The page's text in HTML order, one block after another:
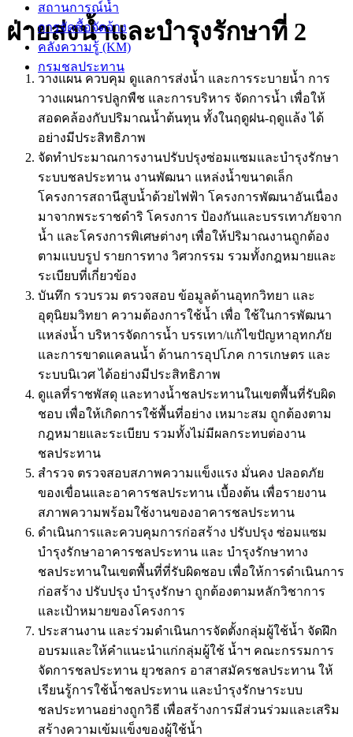
สถานการณ์น้ำ
การจัดซื้อจัดจ้าง
คลังความรู้ (KM)
กรมชลประทาน
ฝ่ายส่งน้ำและบำรุงรักษาที่ 2
วางแผน ควบคุม ดูแลการส่งน้ำ และการระบายน้ำ การ
วางแผนการปลูกพืช และการบริหาร จัดการน้ำ เพื่อให้
สอดคล้องกับปริมาณน้ำต้นทุน ทั้งในฤดูฝน-ฤดูแล้ง ได้
อย่างมีประสิทธิภาพ
จัดทำประมาณการงานปรับปรุงซ่อมแซมและบำรุงรักษา
ระบบชลประทาน งานพัฒนา แหล่งน้ำขนาดเล็ก
โครงการสถานีสูบน้ำด้วยไฟฟ้า โครงการพัฒนาอันเนื่อง
มาจากพระราชดำริ โครงการ ป้องกันและบรรเทาภัยจาก
น้ำ และโครงการพิเศษต่างๆ เพื่อให้ปริมาณงานถูกต้อง
ตามแบบรูป รายการทาง วิศวกรรม รวมทั้งกฎหมายและ
ระเบียบที่เกี่ยวข้อง
บันทึก รวบรวม ตรวจสอบ ข้อมูลด้านอุทกวิทยา และ
อุตุนิยมวิทยา ความต้องการใช้น้ำ เพื่อ ใช้ในการพัฒนา
แหล่งน้ำ บริหารจัดการน้ำ บรรเทา/แก้ไขปัญหาอุทกภัย
และการขาดแคลนน้ำ ด้านการอุปโภค การเกษตร และ
ระบบนิเวศ ได้อย่างมีประสิทธิภาพ
ดูแลที่ราชพัสดุ และทางน้ำชลประทานในเขตพื้นที่รับผิด
ชอบ เพื่อให้เกิดการใช้พื้นที่อย่าง เหมาะสม ถูกต้องตาม
กฎหมายและระเบียบ รวมทั้งไม่มีผลกระทบต่องาน
ชลประทาน
สำรวจ ตรวจสอบสภาพความแข็งแรง มั่นคง ปลอดภัย
ของเขื่อนและอาคารชลประทาน เบื้องต้น เพื่อรายงาน
สภาพความพร้อมใช้งานของอาคารชลประทาน
ดำเนินการและควบคุมการก่อสร้าง ปรับปรุง ซ่อมแซม
บำรุงรักษาอาคารชลประทาน และ บำรุงรักษาทาง
ชลประทานในเขตพื้นที่ที่รับผิดชอบ เพื่อให้การดำเนินการ
ก่อสร้าง ปรับปรุง บำรุงรักษา ถูกต้องตามหลักวิชาการ
และเป้าหมายของโครงการ
ประสานงาน และร่วมดำเนินการจัดตั้งกลุ่มผู้ใช้น้ำ จัดฝึก
อบรมและให้คำแนะนำแก่กลุ่มผู้ใช้ น้ำฯ คณะกรรมการ
จัดการชลประทาน ยุวชลกร อาสาสมัครชลประทาน ให้
เรียนรู้การใช้น้ำชลประทาน และบำรุงรักษาระบบ
ชลประทานอย่างถูกวิธี เพื่อสร้างการมีส่วนร่วมและเสริม
สร้างความเข้มแข็งของผู้ใช้น้ำ